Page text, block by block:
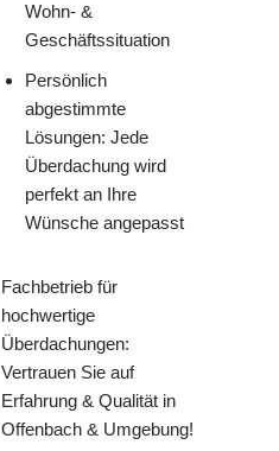
Wohn- &
Geschäftssituation
Persönlich
abgestimmte
Lösungen: Jede
Überdachung wird
perfekt an Ihre
Wünsche angepasst
Fachbetrieb für
hochwertige
Überdachungen:
Vertrauen Sie auf
Erfahrung & Qualität in
Offenbach & Umgebung!